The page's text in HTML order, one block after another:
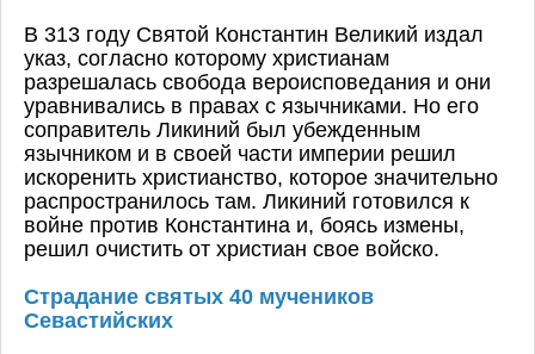
В 313 году Святой Константин Великий издал
указ, согласно которому христианам
разрешалась свобода вероисповедания и они
уравнивались в правах с язычниками. Но его
соправитель Ликиний был убежденным
язычником и в своей части империи решил
искоренить христианство, которое значительно
распространилось там. Ликиний готовился к
войне против Константина и, боясь измены,
решил очистить от христиан свое войско.
Страдание святых 40 мучеников
Севастийских